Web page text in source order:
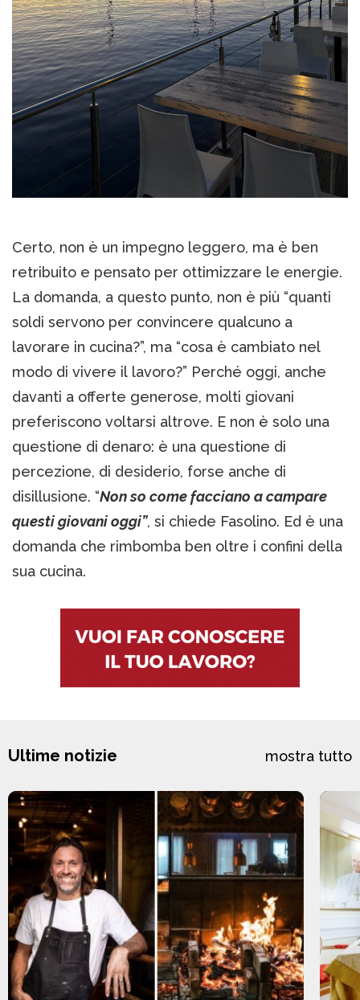
Certo, non è un impegno leggero, ma è ben
retribuito e pensato per ottimizzare le energie.
La domanda, a questo punto, non è più “quanti
soldi servono per convincere qualcuno a
lavorare in cucina?”, ma “cosa è cambiato nel
modo di vivere il lavoro?” Perché oggi, anche
davanti a offerte generose, molti giovani
preferiscono voltarsi altrove. E non è solo una
questione di denaro: è una questione di
percezione, di desiderio, forse anche di
disillusione. “Non so come facciano a campare
questi giovani oggi”, si chiede Fasolino. Ed è una
domanda che rimbomba ben oltre i confini della
sua cucina.
Ultime notizie mostra tutto